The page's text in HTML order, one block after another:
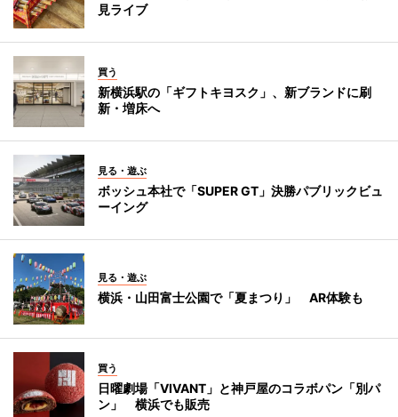
見ライブ
買う
新横浜駅の「ギフトキヨスク」、新ブランドに刷
新・増床へ
見る・遊ぶ
ボッシュ本社で「SUPER GT」決勝パブリックビュ
ーイング
見る・遊ぶ
横浜・山田富士公園で「夏まつり」 AR体験も
買う
日曜劇場「VIVANT」と神戸屋のコラボパン「別パ
ン」 横浜でも販売